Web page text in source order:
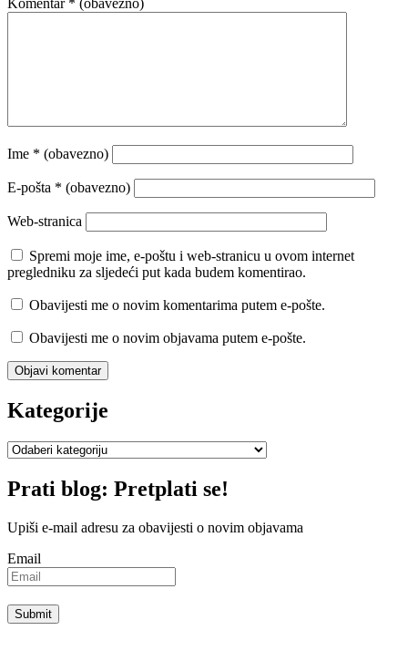
Komentar * (obavezno)
Ime * (obavezno)
E-pošta * (obavezno)
Web-stranica
Spremi moje ime, e-poštu i web-stranicu u ovom internet
pregledniku za sljedeći put kada budem komentirao.
Obavijesti me o novim komentarima putem e-pošte.
Obavijesti me o novim objavama putem e-pošte.
Kategorije
Kategorije
Prati blog: Pretplati se!
Upiši e-mail adresu za obavijesti o novim objavama
Email